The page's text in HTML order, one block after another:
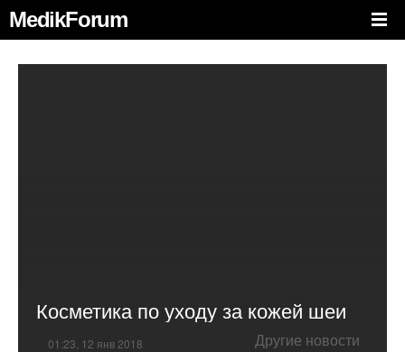
MedikForum
Косметика по уходу за кожей шеи
01:23, 12 янв 2018 Другие новости